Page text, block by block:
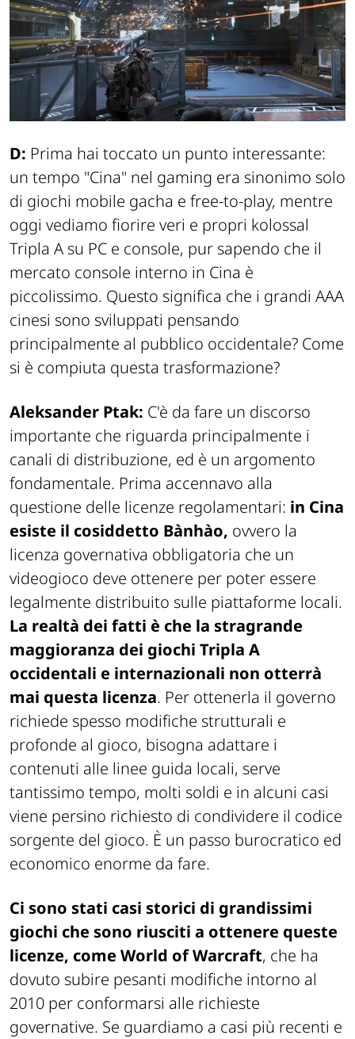
D: Prima hai toccato un punto interessante:
un tempo "Cina" nel gaming era sinonimo solo
di giochi mobile gacha e free-to-play, mentre
oggi vediamo fiorire veri e propri kolossal
Tripla A su PC e console, pur sapendo che il
mercato console interno in Cina è
piccolissimo. Questo significa che i grandi AAA
cinesi sono sviluppati pensando
principalmente al pubblico occidentale? Come
si è compiuta questa trasformazione?
Aleksander Ptak: C'è da fare un discorso
importante che riguarda principalmente i
canali di distribuzione, ed è un argomento
fondamentale. Prima accennavo alla
questione delle licenze regolamentari: in Cina
esiste il cosiddetto Bànhào, ovvero la
licenza governativa obbligatoria che un
videogioco deve ottenere per poter essere
legalmente distribuito sulle piattaforme locali.
La realtà dei fatti è che la stragrande
maggioranza dei giochi Tripla A
occidentali e internazionali non otterrà
mai questa licenza. Per ottenerla il governo
richiede spesso modifiche strutturali e
profonde al gioco, bisogna adattare i
contenuti alle linee guida locali, serve
tantissimo tempo, molti soldi e in alcuni casi
viene persino richiesto di condividere il codice
sorgente del gioco. È un passo burocratico ed
economico enorme da fare.
Ci sono stati casi storici di grandissimi
giochi che sono riusciti a ottenere queste
licenze, come World of Warcraft, che ha
dovuto subire pesanti modifiche intorno al
2010 per conformarsi alle richieste
governative. Se guardiamo a casi più recenti e